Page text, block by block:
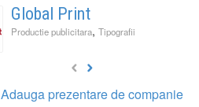
Global Print
Productie publicitara, Tipografii
Adauga prezentare de companie